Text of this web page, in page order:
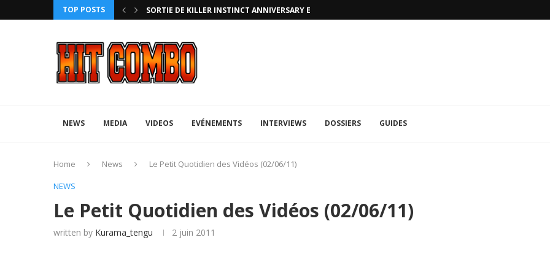
TOP POSTS
EDITION UFA 2023 (PHOTOS)
NEWS MEDIA VIDEOS EVÉNEMENTS INTERVIEWS DOSSIERS GUIDES
Home News
Le Petit Quotidien des Vidéos (02/06/11)
NEWS
Le Petit Quotidien des Vidéos (02/06/11)
written by Kurama_tengu 2 juin 2011